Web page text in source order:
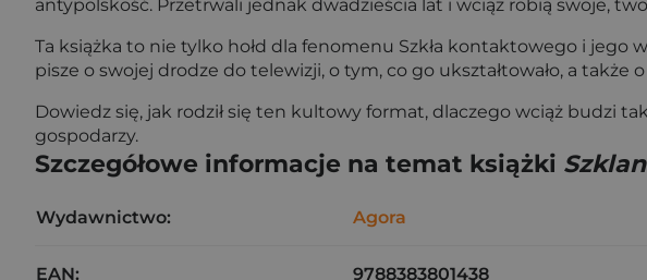
antypolskość. Przetrwali jednak dwadzieścia lat i wciąż robią swoje,
Ta książka to nie tylko hołd dla fenomenu Szkła kontaktowego i jego
pisze o swojej drodze do telewizji, o tym, co go ukształtowało, a także
Dowiedz się, jak rodził się ten kultowy format, dlaczego wciąż budzi
gospodarzy.
Szczegółowe informacje na temat książki
Wydawnictwo: Agora
EAN: 9788383801438